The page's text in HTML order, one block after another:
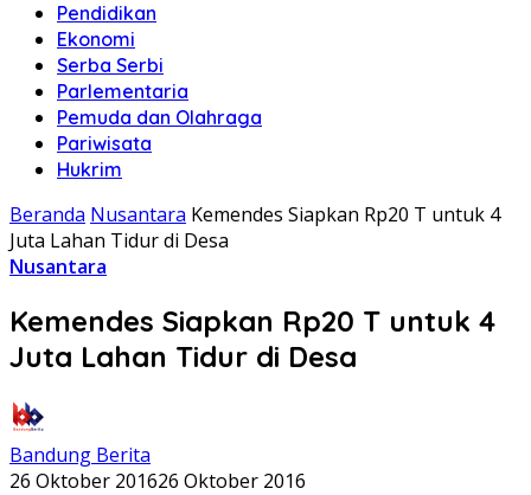
Pendidikan
Ekonomi
Serba Serbi
Parlementaria
Pemuda dan Olahraga
Pariwisata
Hukrim
Beranda Nusantara Kemendes Siapkan Rp20 T untuk 4
Juta Lahan Tidur di Desa
Nusantara
Kemendes Siapkan Rp20 T untuk 4
Juta Lahan Tidur di Desa
Bandung Berita
26 Oktober 201626 Oktober 2016